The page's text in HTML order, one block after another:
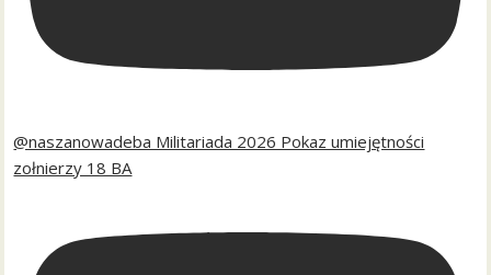
@naszanowadeba Militariada 2026 Pokaz umiejętności
zołnierzy 18 BA